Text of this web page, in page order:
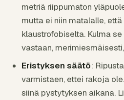
metriä riippumaton
mutta ei niin matalalle, että
klaustrofobiselta. Kulma
vastaan,
Eristyksen säätö:
varmistaen, ettei rakoja
siinä pystytyksen aikana.